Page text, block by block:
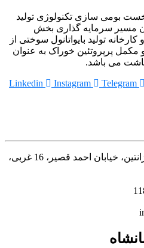
سازی تکنولوژی تولید
سرمایه گذاری بخش
بایواتانول سوختی از
خوراک به عنوان
Linkedin Instagram
ایران، تهران، میدان آرژانتین، خیابان احمد قصیر، 16 غربی،